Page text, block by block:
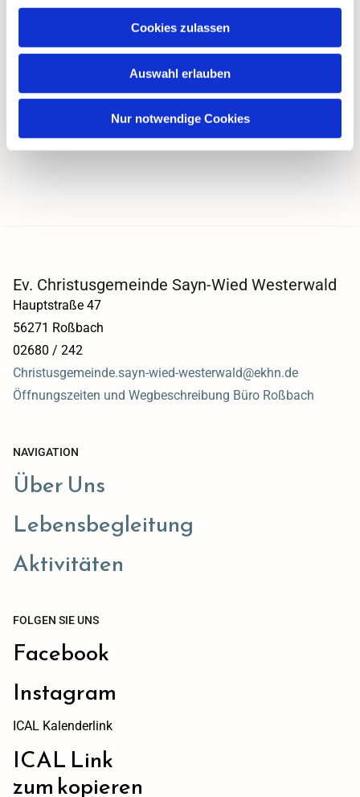
Cookies zulassen
Auswahl erlauben
Nur notwendige Cookies
Ev. Christusgemeinde Sayn-Wied Westerwald
Hauptstraße 47
56271 Roßbach
02680 / 242
Christusgemeinde.sayn-wied-westerwald@ekhn.de
Öffnungszeiten und Wegbeschreibung Büro Roßbach
NAVIGATION
Über Uns
Lebensbegleitung
Aktivitäten
FOLGEN SIE UNS
Facebook
Instagram
ICAL Kalenderlink
ICAL Link
zum kopieren